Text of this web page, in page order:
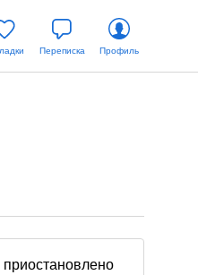
Переписка Профиль